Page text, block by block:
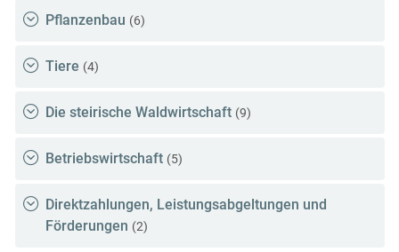
Pflanzenbau (6)
Tiere (4)
Die steirische Waldwirtschaft (9)
Betriebswirtschaft (5)
Direktzahlungen, Leistungsabgeltungen und
Förderungen (2)